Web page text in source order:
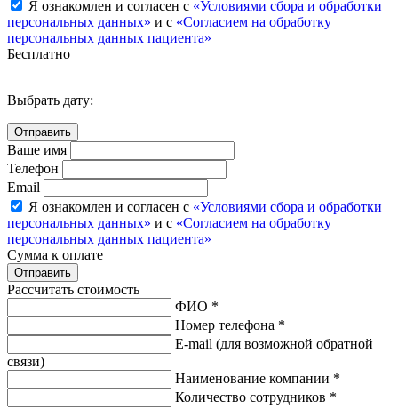
Я ознакомлен и согласен с «Условиями сбора и обработки
персональных данных» и с «Согласием на обработку
персональных данных пациента»
Бесплатно
Выбрать дату:
Ваше имя
Телефон
Email
Я ознакомлен и согласен с «Условиями сбора и обработки
персональных данных» и с «Согласием на обработку
персональных данных пациента»
Сумма к оплате
Рассчитать стоимость
ФИО *
Номер телефона *
E-mail (для возможной обратной
связи)
Наименование компании *
Количество сотрудников *